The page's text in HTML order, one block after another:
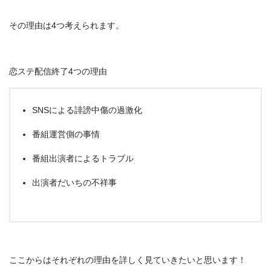
その理由は4つ考えられます。
恋ステ配信終了4つの理由
SNSによる誹謗中傷の過激化
番組運営側の事情
番組出演者によるトラブル
出演者だいちの不祥事
ここからはそれぞれの理由を詳しく見ていきたいと思います！